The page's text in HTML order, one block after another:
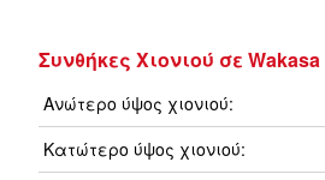
Συνθήκες Χιονιού σε
Ανώτερο ύψος χιονιού:
Κατώτερο ύψος χιονιού: